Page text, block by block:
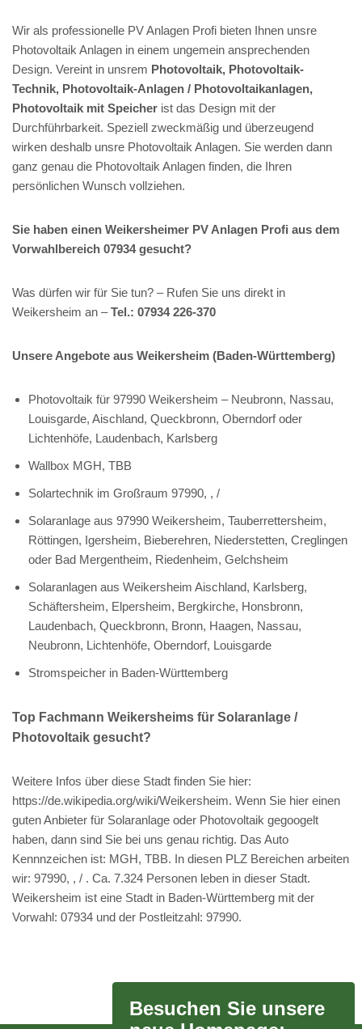
Wir als professionelle PV Anlagen Profi bieten Ihnen unsre
Photovoltaik Anlagen in einem ungemein ansprechenden
Design. Vereint in unsrem Photovoltaik, Photovoltaik-
Technik, Photovoltaik-Anlagen / Photovoltaikanlagen,
Photovoltaik mit Speicher ist das Design mit der
Durchführbarkeit. Speziell zweckmäßig und überzeugend
wirken deshalb unsre Photovoltaik Anlagen. Sie werden dann
ganz genau die Photovoltaik Anlagen finden, die Ihren
persönlichen Wunsch vollziehen.
Sie haben einen Weikersheimer PV Anlagen Profi aus dem
Vorwahlbereich 07934 gesucht?
Was dürfen wir für Sie tun? – Rufen Sie uns direkt in
Weikersheim an –Tel.: 07934 226-370
Unsere Angebote aus Weikersheim (Baden-Württemberg)
Photovoltaik für 97990 Weikersheim – Neubronn, Nassau,
Louisgarde, Aischland, Queckbronn, Oberndorf oder
Lichtenhöfe, Laudenbach, Karlsberg
Wallbox MGH, TBB
Solartechnik im Großraum 97990, , /
Solaranlage aus 97990 Weikersheim, Tauberrettersheim,
Röttingen, Igersheim, Bieberehren, Niederstetten, Creglingen
oder Bad Mergentheim, Riedenheim, Gelchsheim
Solaranlagen aus Weikersheim Aischland, Karlsberg,
Schäftersheim, Elpersheim, Bergkirche, Honsbronn,
Laudenbach, Queckbronn, Bronn, Haagen, Nassau,
Neubronn, Lichtenhöfe, Oberndorf, Louisgarde
Stromspeicher in Baden-Württemberg
Top Fachmann Weikersheims für Solaranlage /
Photovoltaik gesucht?
Weitere Infos über diese Stadt finden Sie hier:
https://de.wikipedia.org/wiki/Weikersheim. Wenn Sie hier einen
guten Anbieter für Solaranlage oder Photovoltaik gegoogelt
haben, dann sind Sie bei uns genau richtig. Das Auto
Kennnzeichen ist: MGH, TBB. In diesen PLZ Bereichen arbeiten
wir: 97990, , / . Ca. 7.324 Personen leben in dieser Stadt.
Weikersheim ist eine Stadt in Baden-Württemberg mit der
Vorwahl: 07934 und der Postleitzahl: 97990.
Besuchen Sie unsere